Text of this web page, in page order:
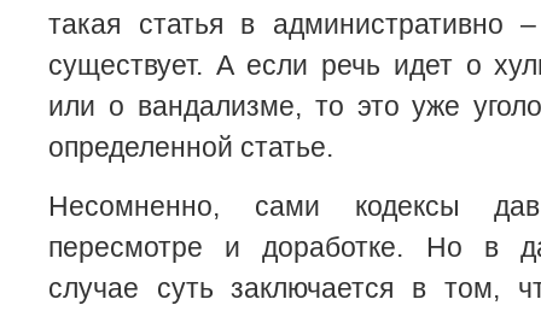
такая статья в административно
существует. А если речь идет о
или о вандализме, то это уже
определенной статье.
Несомненно, сами кодексы
пересмотре и доработке. Но в
случае суть заключается в том,